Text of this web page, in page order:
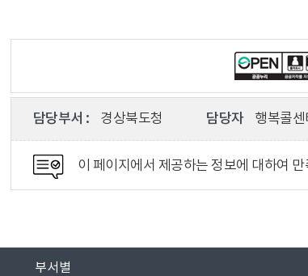
담당부서 : 경상북도청 담당자 행복콜센
이 페이지에서 제공하는 정보에 대하여
부서별